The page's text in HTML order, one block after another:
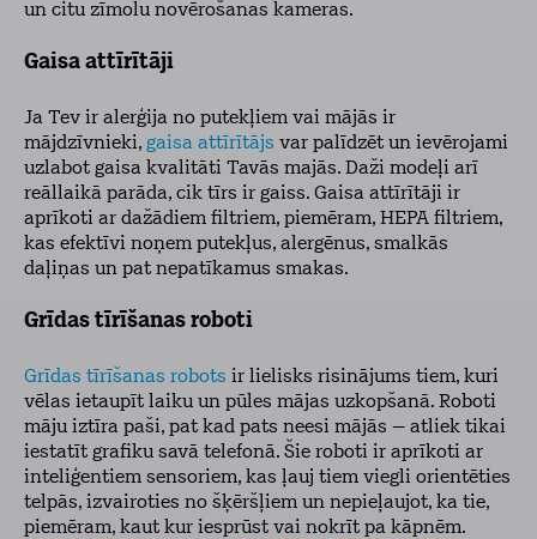
un citu zīmolu novērošanas kameras.
Gaisa attīrītāji
Ja Tev ir alerģija no putekļiem vai mājās ir
mājdzīvnieki, gaisa attīrītājs var palīdzēt un ievērojami
uzlabot gaisa kvalitāti Tavās majās. Daži modeļi arī
reāllaikā parāda, cik tīrs ir gaiss. Gaisa attīrītāji ir
aprīkoti ar dažādiem filtriem, piemēram, HEPA filtriem,
kas efektīvi noņem putekļus, alergēnus, smalkās
daļiņas un pat nepatīkamus smakas.
Grīdas tīrīšanas roboti
Grīdas tīrīšanas robots ir lielisks risinājums tiem, kuri
vēlas ietaupīt laiku un pūles mājas uzkopšanā. Roboti
māju iztīra paši, pat kad pats neesi mājās – atliek tikai
iestatīt grafiku savā telefonā. Šie roboti ir aprīkoti ar
inteliģentiem sensoriem, kas ļauj tiem viegli orientēties
telpās, izvairoties no šķēršļiem un nepieļaujot, ka tie,
piemēram, kaut kur iesprūst vai nokrīt pa kāpnēm.